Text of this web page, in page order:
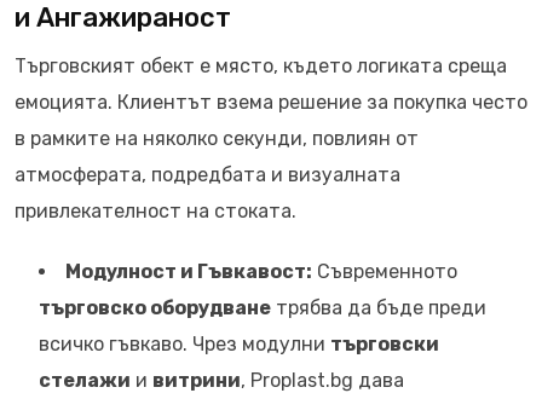
и Ангажираност
Търговският обект е място, където логиката среща
емоцията. Клиентът взема решение за покупка често
в рамките на няколко секунди, повлиян от
атмосферата, подредбата и визуалната
привлекателност на стоката.
Модулност и Гъвкавост: Съвременното
търговско оборудване трябва да бъде преди
всичко гъвкаво. Чрез модулни търговски
стелажи и витрини, Proplast.bg дава